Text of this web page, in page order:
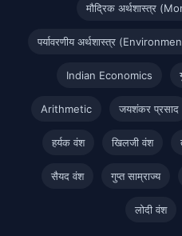
मौद्रिक अर्थशास्त्र
पर्यावरणीय अर्थशास्त्र
Indian Economics
Arithmetic जयशंकर प्रसाद
हर्यक वंश खिलजी वंश
सैयद वंश गुप्त साम्राज्य
लोदी वंश